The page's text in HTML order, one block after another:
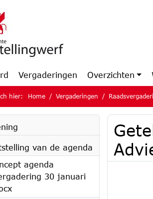
pagina
Vergaderingen Overzichten
hier: Home Vergaderingen
van de agenda
agenda
30 januari